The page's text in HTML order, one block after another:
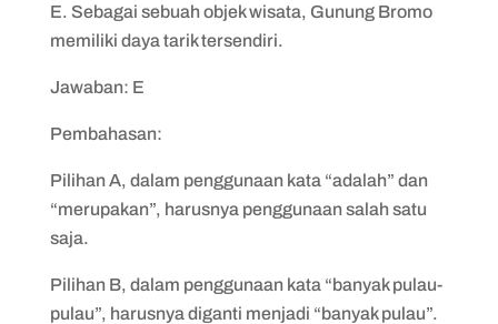
E. Sebagai sebuah objek wisata, Gunung Bromo
memiliki daya tarik tersendiri.
Jawaban: E
Pembahasan:
Pilihan A, dalam penggunaan kata “adalah” dan
“merupakan”, harusnya penggunaan salah satu
saja.
Pilihan B, dalam penggunaan kata “banyak pulau-
pulau”, harusnya diganti menjadi “banyak pulau”.